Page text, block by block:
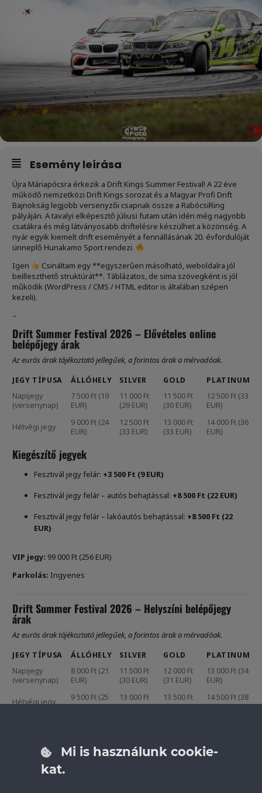
Esemény leírása
Újra Máriapócsra érkezik a Drift Kings Summer Festival! A 22 éve
működő nemzetközi Drift Kings sorozat és a Magyar Profi Drift
Bajnokság legjobb versenyzői csapnak össze a RabócsiRing
pályáján. A tavalyi elképesztő júliusi futam után idén még nagyobb
csatákra és még látványosabb driftelésre készülhet a közönség. A
nyár egyik kiemelt drift eseményét a fennállásának 20. évfordulóját
ünneplő Hunakamo Sport rendezi.
Igen
Csináltam egy **egyszerűen másolható, weboldalra jól
beilleszthető struktúrát**. Táblázatos, de sima szövegként is jól
működik (WordPress / CMS / HTML editor is általában szépen
kezeli).
–
Drift Summer Festival 2026 – Elővételes online
belépőjegy árak
Az eurós árak tájékoztató jellegűek, a forintos árak a mérvadóak.
JEGY TÍPUSA ÁLLÓHELY SILVER GOLD
PLATINUM
Napijegy
(versenynap)
7 500 Ft (19
EUR)
11 000 Ft
(29 EUR)
11 500 Ft
(30 EUR)
12 500 Ft (33
EUR)
Hétvégi jegy
9 000 Ft (24
EUR)
12 500 Ft
(33 EUR)
13 000 Ft
(33 EUR)
14 000 Ft (36
EUR)
Kiegészítő jegyek
Fesztivál jegy felár: +3 500 Ft (9 EUR)
Fesztivál jegy felár – autós behajtással: +8 500 Ft (22 EUR)
Fesztivál jegy felár – lakóautós behajtással: +8 500 Ft (22
EUR)
VIP jegy: 99 000 Ft (256 EUR)
Parkolás: Ingyenes
Drift Summer Festival 2026 – Helyszíni belépőjegy
árak
Az eurós árak tájékoztató jellegűek, a forintos árak a mérvadóak.
JEGY TÍPUSA ÁLLÓHELY SILVER GOLD
PLATINUM
Napijegy
(versenynap)
8 000 Ft (21
EUR)
11 500 Ft
(30 EUR)
12 000 Ft
(31 EUR)
13 000 Ft (34
EUR)
Hétvégi jegy
9 500 Ft (25
EUR)
13 000 Ft
(33 EUR)
13 500 Ft
(35 EUR)
14 500 Ft (38
EUR)
Fesztivál jegy felár:+4 500 Ft (12 EUR)
Fesztivál jegy felár – autós behajtással:
Mi is használunk cookie-
kat.